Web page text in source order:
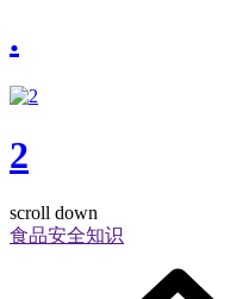
.
2
scroll down
食品安全知识